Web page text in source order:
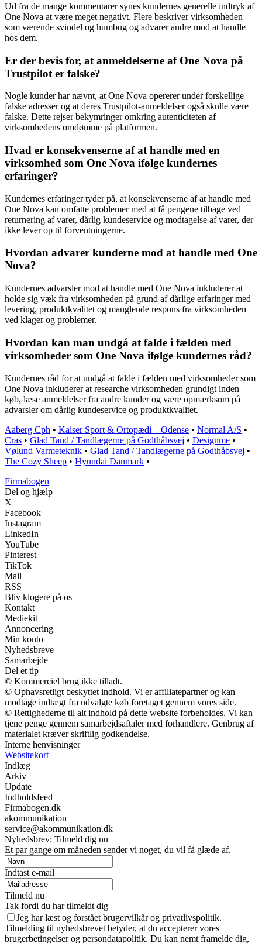
Ud fra de mange kommentarer synes kundernes generelle indtryk af
One Nova at være meget negativt. Flere beskriver virksomheden
som værende svindel og humbug og advarer andre mod at handle
hos dem.
Er der bevis for, at anmeldelserne af One Nova på
Trustpilot er falske?
Nogle kunder har nævnt, at One Nova opererer under forskellige
falske adresser og at deres Trustpilot-anmeldelser også skulle være
falske. Dette rejser bekymringer omkring autenticiteten af
virksomhedens omdømme på platformen.
Hvad er konsekvenserne af at handle med en
virksomhed som One Nova ifølge kundernes
erfaringer?
Kundernes erfaringer tyder på, at konsekvenserne af at handle med
One Nova kan omfatte problemer med at få pengene tilbage ved
returnering af varer, dårlig kundeservice og modtagelse af varer, der
ikke lever op til forventningerne.
Hvordan advarer kunderne mod at handle med One
Nova?
Kundernes advarsler mod at handle med One Nova inkluderer at
holde sig væk fra virksomheden på grund af dårlige erfaringer med
levering, produktkvalitet og manglende respons fra virksomheden
ved klager og problemer.
Hvordan kan man undgå at falde i fælden med
virksomheder som One Nova ifølge kundernes råd?
Kundernes råd for at undgå at falde i fælden med virksomheder som
One Nova inkluderer at researche virksomheden grundigt inden
køb, læse anmeldelser fra andre kunder og være opmærksom på
advarsler om dårlig kundeservice og produktkvalitet.
Aaberg Cph • Kaiser Sport & Ortopædi – Odense • Normal A/S •
Cras • Glad Tand / Tandlægerne på Godthåbsvej • Designme •
Vølund Varmeteknik • Glad Tand / Tandlægerne på Godthåbsvej •
The Cozy Sheep • Hyundai Danmark •
Firmabogen
Del og hjælp
X
Facebook
Instagram
LinkedIn
YouTube
Pinterest
TikTok
Mail
RSS
Bliv klogere på os
Kontakt
Mediekit
Annoncering
Min konto
Nyhedsbreve
Samarbejde
Del et tip
© Kommerciel brug ikke tilladt.
© Ophavsretligt beskyttet indhold. Vi er affiliatepartner og kan
modtage indtægt fra udvalgte køb foretaget gennem vores side.
© Rettighederne til alt indhold på dette website forbeholdes. Vi kan
tjene penge gennem samarbejdsaftaler med forhandlere. Genbrug af
materialet kræver skriftlig godkendelse.
Interne henvisninger
Websitekort
Indlæg
Arkiv
Update
Indholdsfeed
Firmabogen.dk
akommunikation
service@akommunikation.dk
Nyhedsbrev: Tilmeld dig nu
Et par gange om måneden sender vi noget, du vil få glæde af.
Indtast e-mail
Tilmeld nu
Tak fordi du har tilmeldt dig
Jeg har læst og forstået brugervilkår og privatlivspolitik.
Tilmelding til nyhedsbrevet betyder, at du accepterer vores
brugerbetingelser og persondatapolitik. Du kan nemt framelde dig,